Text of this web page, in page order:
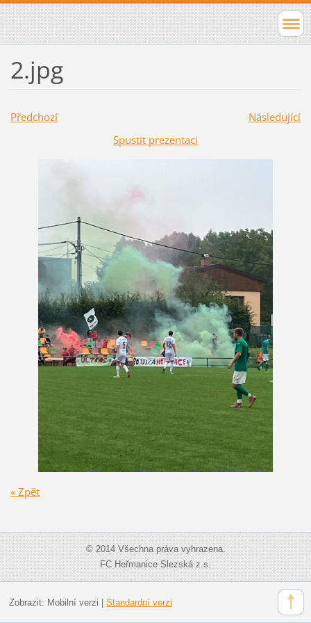
2.jpg
Předchozí
Následující
Spustit prezentaci
« Zpět
© 2014 Všechna práva vyhrazena.
FC Heřmanice Slezská z.s.
Zobrazit: Mobilní verzi Standardní verzi